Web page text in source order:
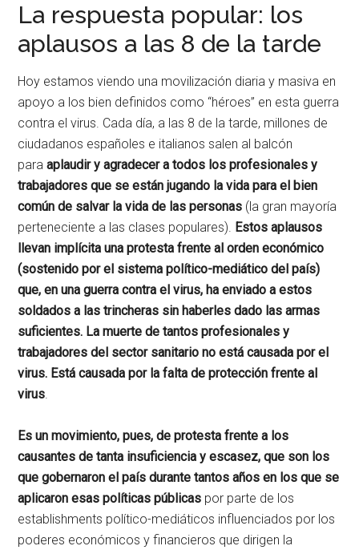
La respuesta popular: los
aplausos a las 8 de la tarde
Hoy estamos viendo una movilización diaria y masiva en
apoyo a los bien definidos como “héroes” en esta guerra
contra el virus. Cada día, a las 8 de la tarde, millones de
ciudadanos españoles e italianos salen al balcón
paraaplaudir y agradecer a todos los profesionales y
trabajadores que se están jugando la vida para el bien
común de salvar la vida de las personas (la gran mayoría
perteneciente a las clases populares). Estos aplausos
llevan implícita una protesta frente al orden económico
(sostenido por el sistema político-mediático del país)
que, en una guerra contra el virus, ha enviado a estos
soldados a las trincheras sin haberles dado las armas
suficientes. La muerte de tantos profesionales y
trabajadores del sector sanitario no está causada por el
virus. Está causada por la falta de protección frente al
virus.
Es un movimiento, pues, de protesta frente a los
causantes de tanta insuficiencia y escasez, que son los
que gobernaron el país durante tantos años en los que se
aplicaron esas políticas públicas por parte de los
establishments político-mediáticos influenciados por los
poderes económicos y financieros que dirigen la